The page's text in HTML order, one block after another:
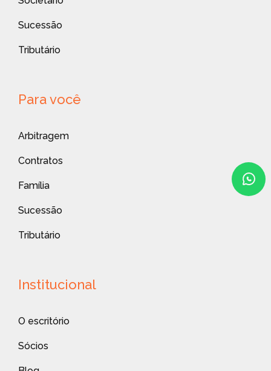
Sucessão
Tributário
Para você
Arbitragem
Contratos
Família
Sucessão
Tributário
Institucional
O escritório
Sócios